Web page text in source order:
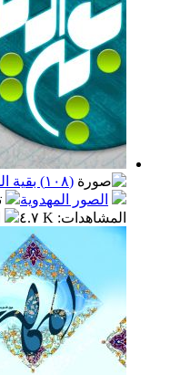
(١٠٨) بقية الله خير لكم ان كنتم مؤمنين
الصور المهدوية
المشاهدات: ٤.٧ K